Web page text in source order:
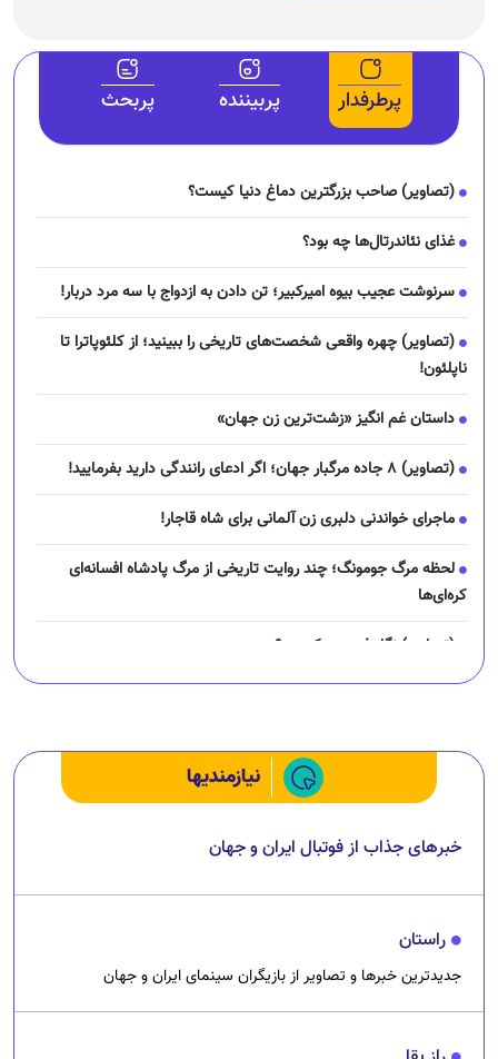
پرطرفدار پربیننده پربحث
(تصاویر) صاحب بزرگترین دماغ دنیا کیست؟
غذای نئاندرتال‌ها چه بود؟
سرنوشت عجیب بیوه امیرکبیر؛ تن دادن به ازدواج با سه مرد دربار!
(تصاویر) چهره واقعی شخصت‌های تاریخی را ببینید؛ از کلئوپاترا تا
ناپلئون!
داستان غم انگیز «زشت‌ترین زن جهان»
(تصاویر) ۸ جاده مرگبار جهان؛ اگر ادعای رانندگی دارید بفرمایید!
ماجرای خواندنی دلبری زن آلمانی برای شاه قاجار!
لحظه مرگ جومونگ؛ چند روایت تاریخی از مرگ پادشاه افسانه‌ای
کره‌ای‌ها
(تصاویر) نگار فرهمند کیست؟
نیازمندیها
خبرهای جذاب از فوتبال ایران و جهان
راستان
جدیدترین خبرها و تصاویر از بازیگران سینمای ایران و جهان